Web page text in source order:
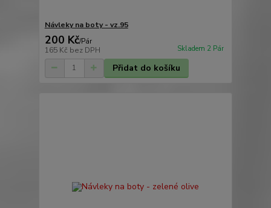
Návleky na boty - vz.95
200 Kč/Pár
165 Kč bez DPH Skladem 2 Pár
Přidat do košíku